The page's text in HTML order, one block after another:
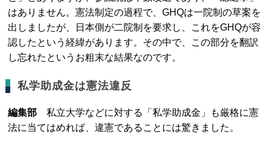
はありません。憲法制定の過程で、GHQは一院制の草案を
出しましたが、日本側が二院制を要求し、これをGHQが容
認したという経緯があります。その中で、この部分を翻訳
し忘れたというお粗末な結果なのです。
私学助成金は憲法違反
編集部 私立大学などに対する「私学助成金」も厳格に憲
法に当てはめれば、違憲であることには驚きました。